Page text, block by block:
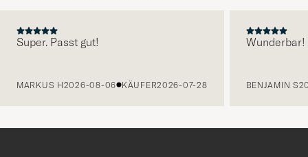
Super. Passt gut!
MARKUS H2026-08-06 KÄUFER2026-07-28
Wunderbar!
BENJAMIN S